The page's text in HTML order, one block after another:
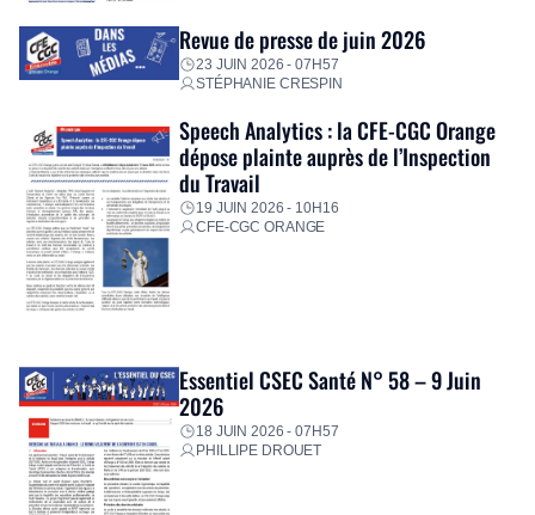
Revue de presse de juin 2026
23 JUIN 2026 - 07H57
STÉPHANIE CRESPIN
Speech Analytics : la CFE-CGC Orange
dépose plainte auprès de l’Inspection
du Travail
19 JUIN 2026 - 10H16
CFE-CGC ORANGE
Essentiel CSEC Santé N° 58 – 9 Juin
2026
18 JUIN 2026 - 07H57
PHILLIPE DROUET